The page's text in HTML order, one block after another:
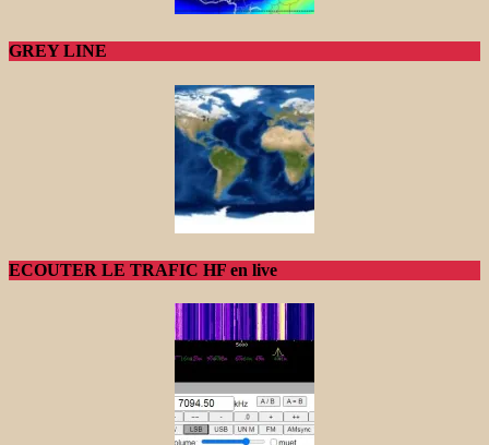
GREY LINE
ECOUTER LE TRAFIC HF en live